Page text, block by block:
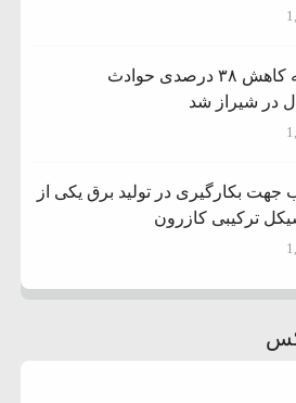
فرهنگ سازی منجر به کاهش ۳۸ درصدی حوادث
در شیراز شد
جهت بکارگیری در تولید برق یکی از
ترکیبی کازرون